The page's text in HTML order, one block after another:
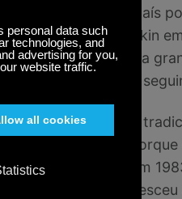
permanecendo no país
Lew Tabackin
1972 e formaram a
Tabackin no ano
infundindo temas
para Nova
no Carnegie Hall em
prolífica